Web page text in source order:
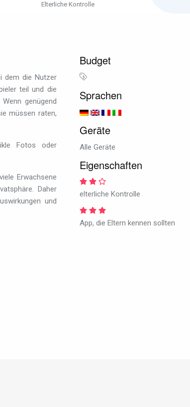
Elterliche Kontrolle
dem die Nutzer
teil und die
genügend
müssen raten,
Fotos oder
Erwachsene
Daher
und
Budget
Sprachen
Geräte
Alle Geräte
Eigenschaften
elterliche Kontrolle
App, die Eltern kennen sollten